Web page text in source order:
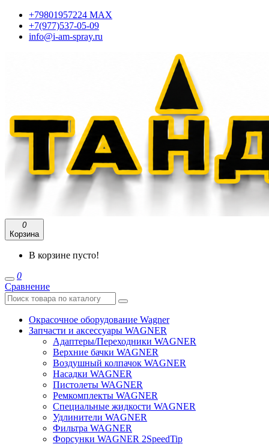
+79801957224 МАХ
+7(977)537-05-09
info@i-am-spray.ru
0
Корзина
В корзине пусто!
0
Сравнение
Окрасочное оборудование Wagner
Запчасти и аксессуары WAGNER
Адаптеры/Переходники WAGNER
Верхние бачки WAGNER
Воздушный колпачок WAGNER
Насадки WAGNER
Пистолеты WAGNER
Ремкомплекты WAGNER
Специальные жидкости WAGNER
Удлинители WAGNER
Фильтра WAGNER
Форсунки WAGNER 2SpeedTip